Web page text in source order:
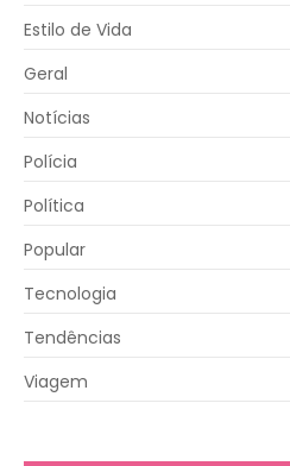
Estilo de Vida
Geral
Notícias
Polícia
Política
Popular
Tecnologia
Tendências
Viagem